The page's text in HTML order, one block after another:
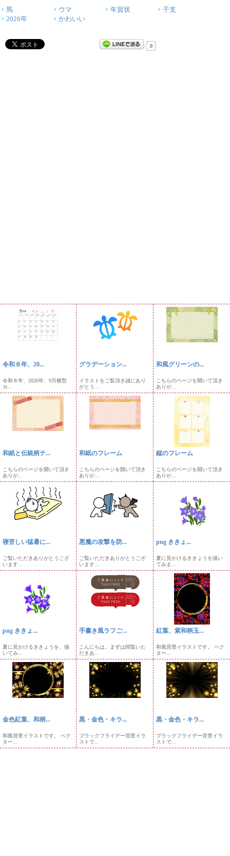
馬 ウマ 年賀状
干支
2026年
かわいい
0
令和８年、20...
令和８年、2026年、9月横型
カ...
グラデーション...
イラストをご覧頂き誠にあり
がとう...
和風グリーンの...
こちらのページを開いて頂き
ありが...
和紙と伝統柄テ...
こちらのページを開いて頂き
ありが...
和紙のフレーム
こちらのページを開いて頂き
ありが...
縦のフレーム
こちらのページを開いて頂き
ありが...
寝苦しい猛暑に...
ご覧いただきありがとうござ
います...
悪魔の攻撃を防...
ご覧いただきありがとうござ
います...
png ききょ...
夏に見かけるききょうを描い
てみま...
png ききょ...
夏に見かけるききょうを、描
いてみ...
手書き風ラフご...
こんにちは。まずは閲覧いた
だきあ...
紅葉、紫和柄玉...
和風背景イラストです。 ベク
ター...
金色紅葉、和柄...
和風背景イラストです。 ベク
ター...
黒・金色・キラ...
ブラックフライデー背景イラ
ストで...
黒・金色・キラ...
ブラックフライデー背景イラ
ストで...